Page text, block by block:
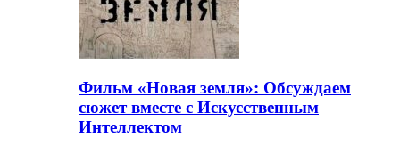
Фильм «Новая земля»: Обсуждаем
сюжет вместе с Искусственным
Интеллектом